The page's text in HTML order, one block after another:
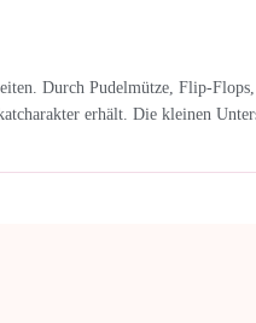
Durch Pudelmütze, Flip-
erhält. Die kleinen